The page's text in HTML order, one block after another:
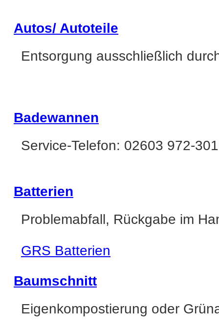
Autos/ Autoteile
Entsorgung ausschließlich
Badewannen
Service-Telefon: 02603 972-301
Batterien
Problemabfall, Rückgabe im
GRS Batterien
Baumschnitt
Eigenkompostierung oder